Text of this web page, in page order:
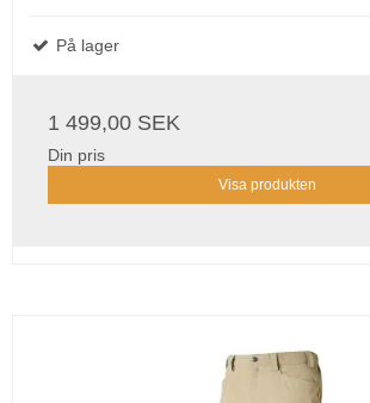
På lager
1 499,00 SEK
Din pris
Visa produkten